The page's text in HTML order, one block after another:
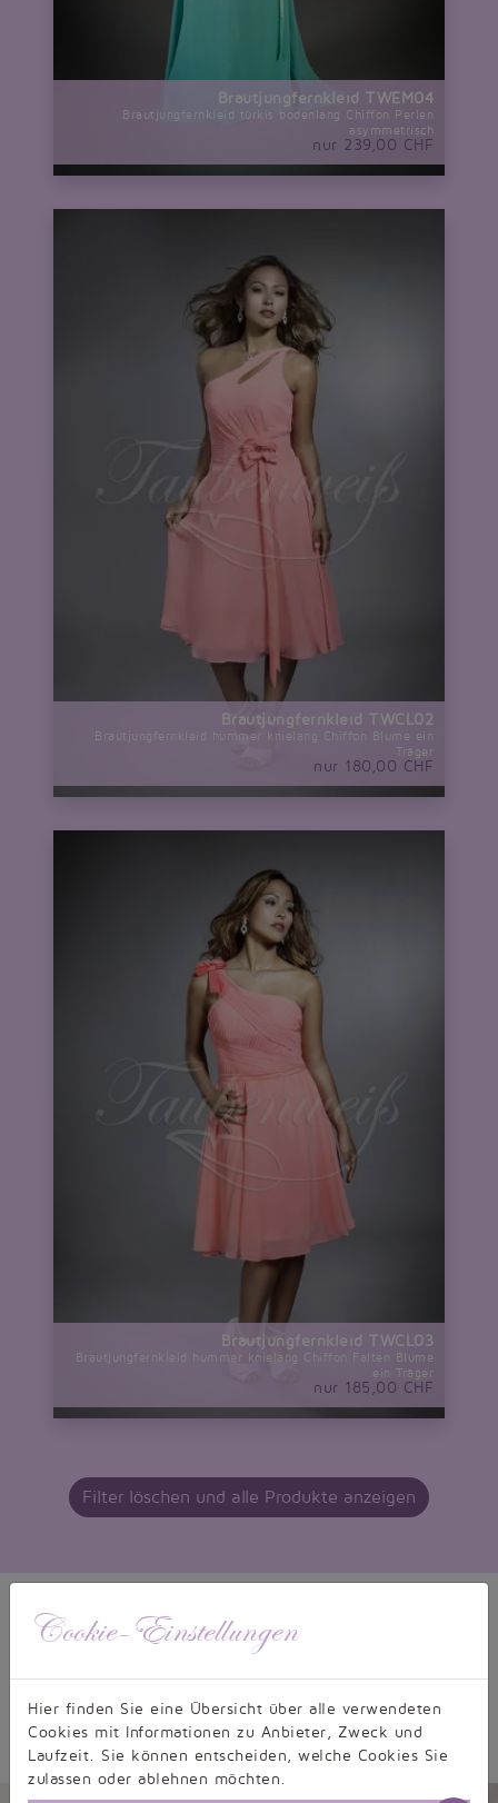
Brautjungfernkleid TWEM04
Brautjungfernkleid türkis bodenlang Chiffon Perlen
asymmetrisch
nur 239,00 CHF
Brautjungfernkleid TWCL02
Brautjungfernkleid hummer knielang Chiffon Blume ein
Träger
nur 180,00 CHF
Brautjungfernkleid TWCL03
Brautjungfernkleid hummer knielang Chiffon Falten Blume
ein Träger
nur 185,00 CHF
Filter löschen und alle Produkte anzeigen
Cookie-Einstellungen
Hier finden Sie eine Übersicht über alle verwendeten
Cookies mit Informationen zu Anbieter, Zweck und
Laufzeit. Sie können entscheiden, welche Cookies Sie
zulassen oder ablehnen möchten.